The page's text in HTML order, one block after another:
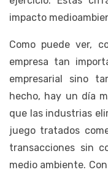
impacto
Como puede ver,
empresa tan
empresarial sino
hecho, hay un día
que las industrias
juego tratados
transacciones sin
medio ambiente.